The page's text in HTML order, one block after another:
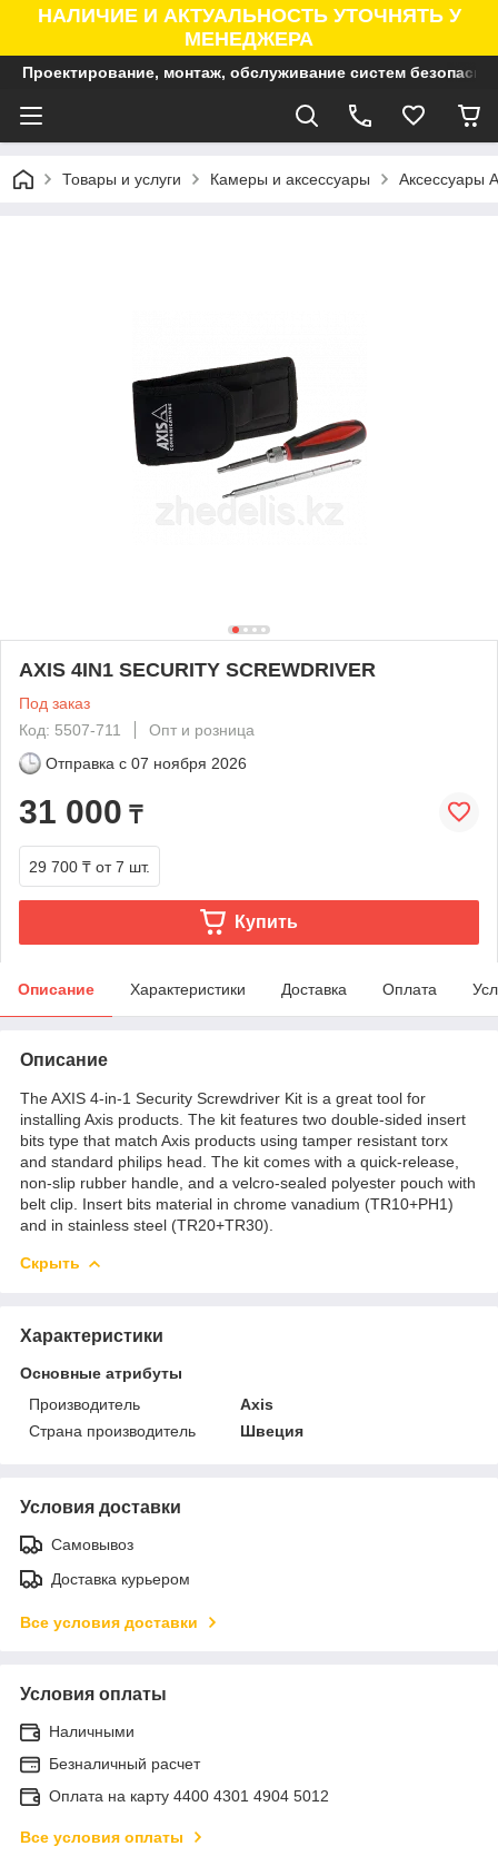
НАЛИЧИЕ И АКТУАЛЬНОСТЬ УТОЧНЯТЬ У
МЕНЕДЖЕРА
Проектирование, монтаж, обслуживание систем
Товары и услуги Камеры и аксессуары Аксессуары
AXIS 4IN1 SECURITY SCREWDRIVER
Под заказ
Код: 5507-711
Опт и розница
Отправка с 07 ноября 2026
31 000 ₸
29 700 ₸ от 7 шт.
Купить
Описание Характеристики Доставка Оплата
Описание
The AXIS 4-in-1 Security Screwdriver Kit is a great tool for
installing Axis products. The kit features two double-sided insert
bits type that match Axis products using tamper resistant torx
and standard philips head. The kit comes with a quick-release,
non-slip rubber handle, and a velcro-sealed polyester pouch with
belt clip. Insert bits material in chrome vanadium (TR10+PH1)
and in stainless steel (TR20+TR30).
Скрыть
Характеристики
Основные атрибуты
Производитель
Axis
Страна производитель
Швеция
Условия доставки
Самовывоз
Доставка курьером
Все условия доставки
Условия оплаты
Наличными
Безналичный расчет
Оплата на карту 4400 4301 4904 5012
Все условия оплаты